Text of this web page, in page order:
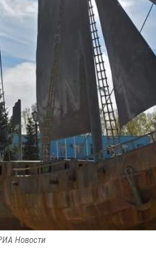
Новости